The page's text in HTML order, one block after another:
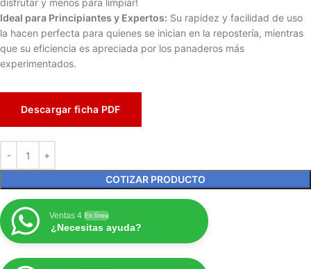
disfrutar y menos para limpiar!
Ideal para Principiantes y Expertos: Su rapidez y facilidad de uso
la hacen perfecta para quienes se inician en la repostería, mientras
que su eficiencia es apreciada por los panaderos más
experimentados.
Descargar ficha PDF
COTIZAR PRODUCTO
Ventas 4 En línea
¿Necesitas ayuda?